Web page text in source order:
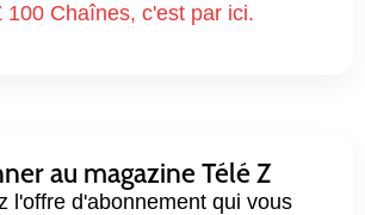
100 Chaînes, c'est par ici.
au magazine Télé Z
l'offre d'abonnement qui vous